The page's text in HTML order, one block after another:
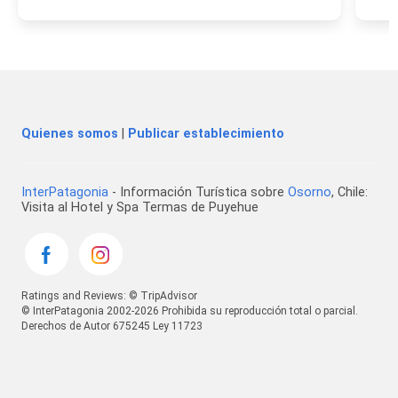
Quienes somos Publicar establecimiento
InterPatagonia - Información Turística sobre Osorno, Chile:
Visita al Hotel y Spa Termas de Puyehue
Ratings and Reviews: © TripAdvisor
© InterPatagonia 2002-2026 Prohibida su reproducción total o parcial.
Derechos de Autor 675245 Ley 11723